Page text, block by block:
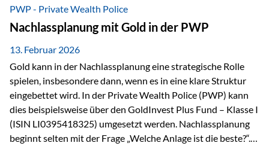
Liechtenstein eine Rolle spielen: außerhalb der EU, ohne
Euro, mit einem eigenständigen Rechts- und Finanzplatz.
Und genau an dieser Stelle setzt der 3-Zellenschutz an –…
PWP - Private Wealth Police
Nachlassplanung mit Gold in der PWP
13. Februar 2026
Gold kann in der Nachlassplanung eine strategische Rolle
spielen, insbesondere dann, wenn es in eine klare Struktur
eingebettet wird. In der Private Wealth Police (PWP) kann
dies beispielsweise über den GoldInvest Plus Fund – Klasse I
(ISIN LI0395418325) umgesetzt werden. Nachlassplanung
beginnt selten mit der Frage „Welche Anlage ist die beste?“.